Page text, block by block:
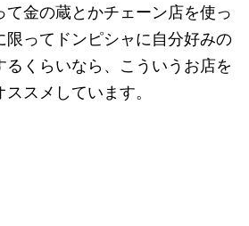
金の蔵とかチェーン店を使っ
限ってドンピシャに自分好みの
くらいなら、こういうお店を
スメしています。